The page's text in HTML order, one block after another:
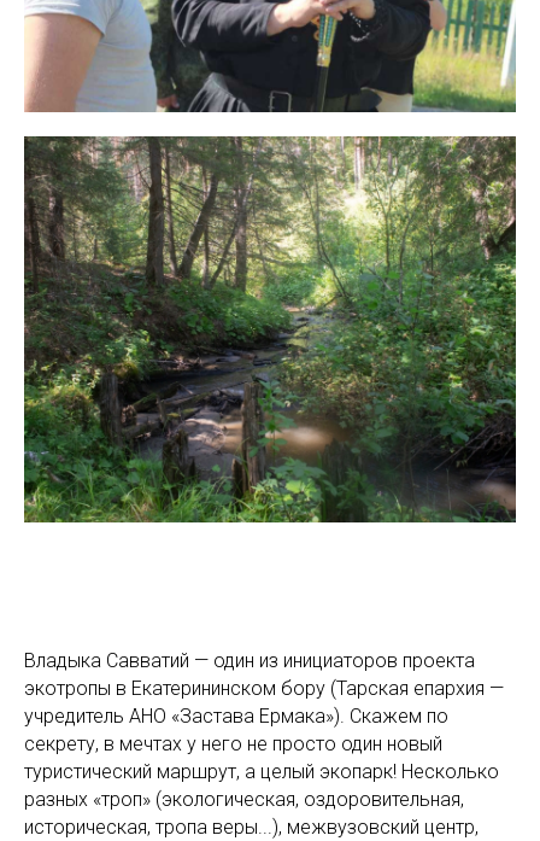
Владыка Савватий — один из инициаторов проекта
экотропы в Екатерининском бору (Тарская епархия —
учредитель АНО «Застава Ермака»). Скажем по
секрету, в мечтах у него не просто один новый
туристический маршрут, а целый экопарк! Несколько
разных «троп» (экологическая, оздоровительная,
историческая, тропа веры...), межвузовский центр,